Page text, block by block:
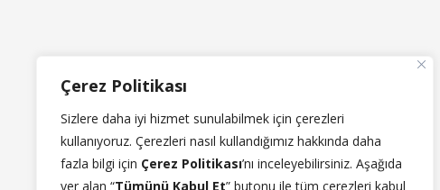
Çerez Politikası
Sizlere daha iyi hizmet sunulabilmek için çerezleri
kullanıyoruz. Çerezleri nasıl kullandığımız hakkında daha
fazla bilgi için Çerez Politikası’nı inceleyebilirsiniz. Aşağıda
yer alan “Tümünü Kabul Et” butonu ile tüm çerezleri kabul
KVKK
Mintiworld İlgili Kişi Başvuru Formu
Çerez Politikası